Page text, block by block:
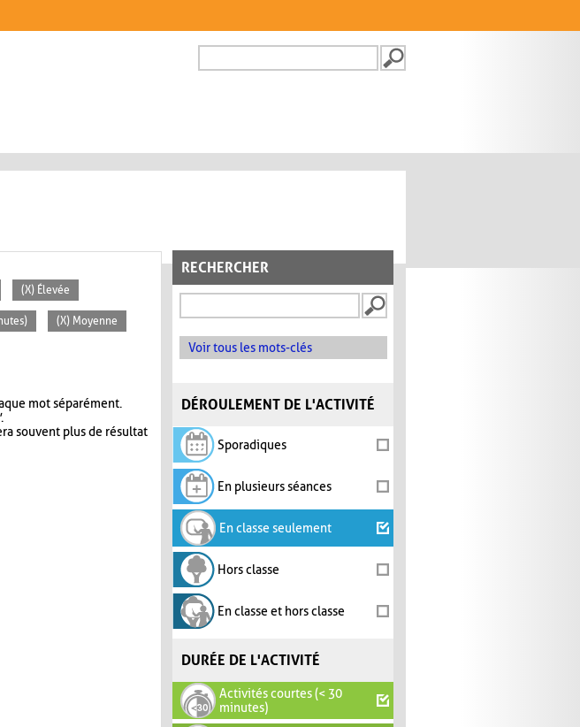
FORMULAIRE DE
RECHERCHER
Voir tous les mots-clés
DÉROULEMENT DE L'ACTIVITÉ
Sporadiques
En plusieurs séances
En classe seulement
Hors classe
En classe et hors classe
DURÉE DE L'ACTIVITÉ
Activités courtes (< 30
minutes)
(X) Élevée
(X) Moyenne
mot séparément.
.
souvent plus de résultat